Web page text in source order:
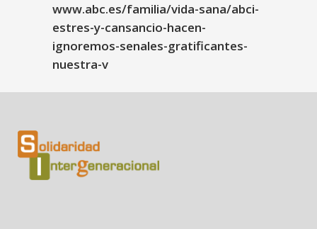
www.abc.es/familia/vida-sana/abci-
estres-y-cansancio-hacen-
ignoremos-senales-gratificantes-
nuestra-v